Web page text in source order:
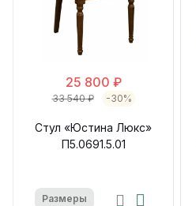
25 800 ₽
33 540 ₽ -30%
Стул «Юстина Люкс»
П5.0691.5.01
Размеры